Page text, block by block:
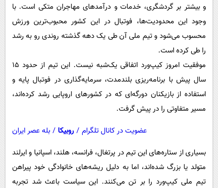
و بیشتر بر گردشگری، خدمات و درآمدهای مهاجران متکی است. با
وجود این محدودیت‌ها، فوتبال در این کشور محبوب‌ترین ورزش
محسوب می‌شود و تیم ملی آن طی یک دهه گذشته روندی رو به رشد
را طی کرده است.
موفقیت امروز کیپ‌ورد اتفاقی یک‌شبه نیست. این تیم از حدود 15
سال پیش با برنامه‌ریزی بلندمدت، سرمایه‌گذاری در فوتبال پایه و
استفاده از بازیکنان دورگه‌ای که در کشورهای اروپایی رشد کرده‌اند،
مسیر متفاوتی را در پیش گرفت.
عضویت در کانال تلگرام / روبیکا / بله عصر ایران
بسیاری از ستاره‌های این تیم در پرتغال، فرانسه، هلند، اسپانیا و ایرلند
متولد یا بزرگ شده‌اند، اما به دلیل ریشه‌های خانوادگی خود پیراهن
تیم ملی کیپ‌ورد را بر تن می‌کنند. این سیاست باعث شد تجربه